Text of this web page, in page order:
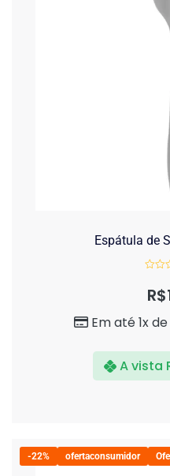
Espátula de
de
R$
Em até 1x de
A vista
-22% ofertaconsumidor